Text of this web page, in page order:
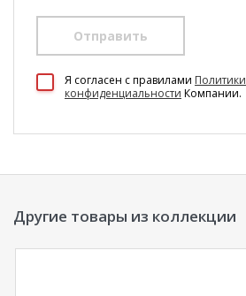
Отправить
Я согласен c правилами Политики
конфиденциальности Компании.
Другие товары из коллекции